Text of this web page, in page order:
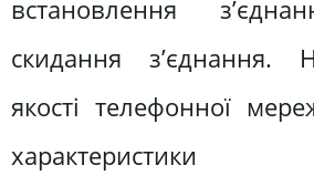
встановлення
скидання з’єднання.
якості телефонної